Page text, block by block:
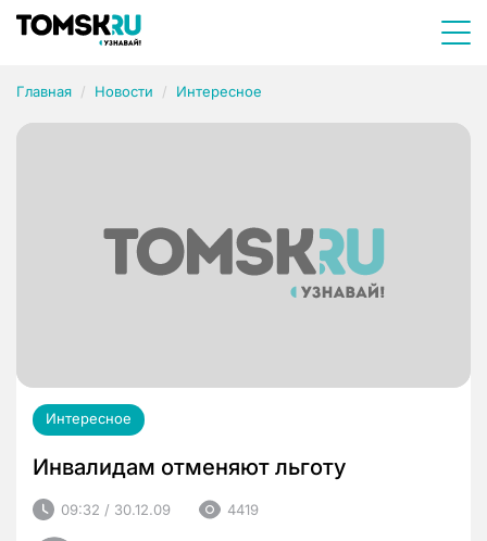
Главная Новости Интересное
Интересное
Инвалидам отменяют льготу
09:32 / 30.12.09 4419